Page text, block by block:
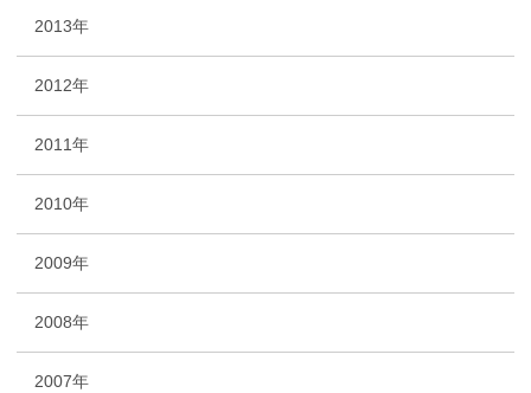
2013年
2012年
2011年
2010年
2009年
2008年
2007年